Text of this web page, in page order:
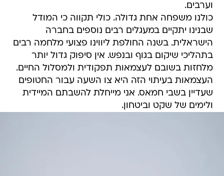
וערבים.
כולנו משפחה אחת גדולה. כולי תקווה כי המודל
שבנינו יתקיים במעגלים רבים נוספים בחברה
הישראלית. בשנה החולפת ליווינו פצועי מלחמה רבים
בתהליכי שיקום בגוף ובנפש. אין סיפוק גדול יותר
מלחזות בשובם לעצמאות תפקודית ולמסלול החיים.
העצמאות בעיתוי הזה היא צו השעה עבור החטופים
שעדיין בשבי חמאס. אני מייחלת להשבתם המיידית
ולימים של שקט וביטחון.